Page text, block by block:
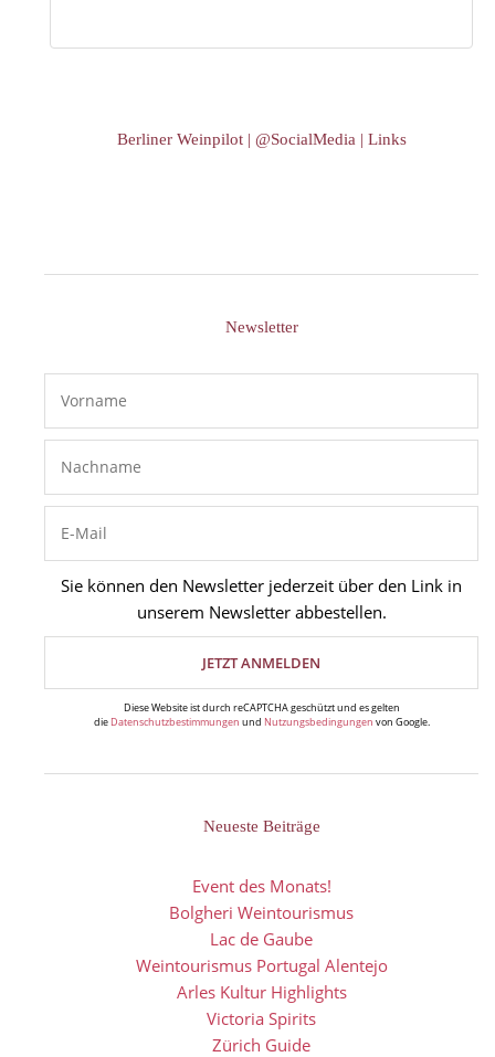
Berliner Weinpilot | @SocialMedia | Links
Newsletter
Sie können den Newsletter jederzeit über den Link in
unserem Newsletter abbestellen.
Diese Website ist durch reCAPTCHA geschützt und es gelten
die Datenschutzbestimmungen und Nutzungsbedingungen von Google.
Neueste Beiträge
Event des Monats!
Bolgheri Weintourismus
Lac de Gaube
Weintourismus Portugal Alentejo
Arles Kultur Highlights
Victoria Spirits
Zürich Guide